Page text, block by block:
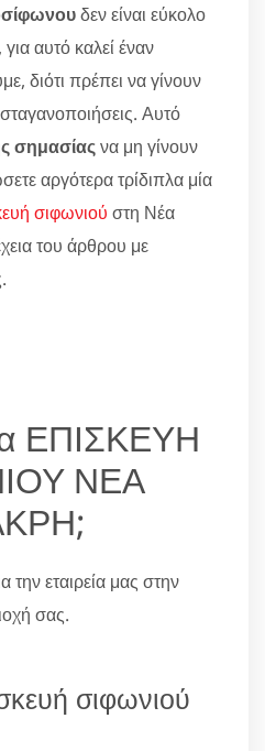
δεν είναι εύκολο
αυτό καλεί έναν
διότι πρέπει να γίνουν
Αυτό
σημασίαςνα μη γίνουν
αργότερα τρίδιπλα μία
σιφωνιού στη Νέα
του άρθρου με
ΕΠΙΣΚΕΥΗ
ΝΕΑ
την εταιρεία μας στην
σας.
σιφωνιού